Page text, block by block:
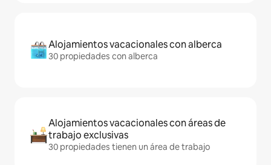
Alojamientos vacacionales con alberca
30 propiedades con alberca
Alojamientos vacacionales con áreas de
trabajo exclusivas
30 propiedades tienen un área de trabajo